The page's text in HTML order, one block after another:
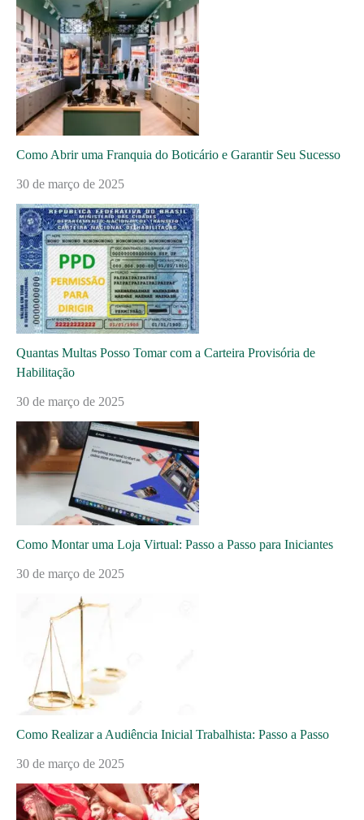
Como Abrir uma Franquia do Boticário e Garantir Seu Sucesso
30 de março de 2025
Quantas Multas Posso Tomar com a Carteira Provisória de
Habilitação
30 de março de 2025
Como Montar uma Loja Virtual: Passo a Passo para Iniciantes
30 de março de 2025
Como Realizar a Audiência Inicial Trabalhista: Passo a Passo
30 de março de 2025